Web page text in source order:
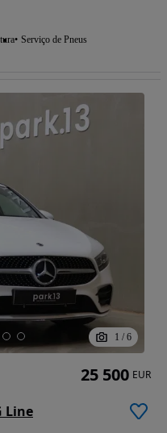
Serviço de Pneus
1 / 6
Line
25 500 EUR